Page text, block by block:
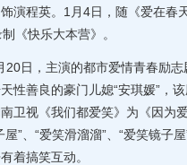
演程英。1月4日，随《爱在春
《快乐大本营》。
日，主演的都市爱情青春励志
性善良的豪门儿媳“安琪媛”，
卫视《我们都爱笑》为《因为
屋”、“爱笑滑溜溜”、“爱笑镜子
着搞笑互动。